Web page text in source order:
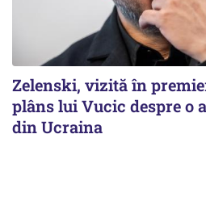
Zelenski, vizită în
plâns lui Vucic despre o
din Ucraina